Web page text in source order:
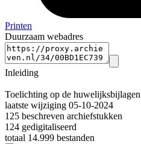
Printen
Duurzaam webadres
Inleiding
Toelichting op de huwelijksbijlagen
laatste wijziging 05-10-2024
125 beschreven archiefstukken
124 gedigitaliseerd
totaal 14.999 bestanden